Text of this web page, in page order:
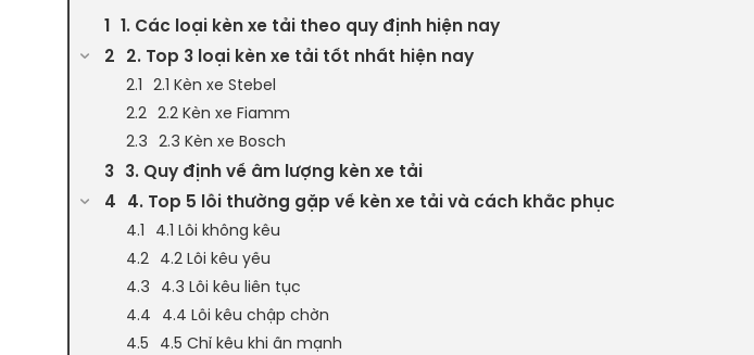
1. Các loại kèn xe tải theo quy định hiện nay
2. Top 3 loại kèn xe tải tốt nhất hiện nay
2.1 Kèn xe Stebel
2.2 Kèn xe Fiamm
2.3 Kèn xe Bosch
3. Quy định về âm lượng kèn xe tải
4. Top 5 lỗi thường gặp về kèn xe tải và cách khắc phục
4.1 Lỗi không kêu
4.2 Lỗi kêu yếu
4.3 Lỗi kêu liên tục
4.4 Lỗi kêu chập chờn
4.5 Chỉ kêu khi ấn mạnh